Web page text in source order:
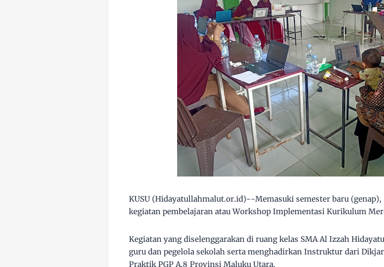
KUSU (Hidayatullahmalut.or.id)--Memasuki semester baru (genap),
kegiatan pembelajaran atau Workshop Implementasi Kurikulum
Kegiatan yang diselenggarakan di ruang kelas SMA Al Izzah
guru dan pegelola sekolah serta menghadirkan Instruktur dari
Praktik PGP A.8 Provinsi Maluku Utara.